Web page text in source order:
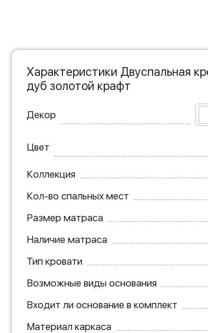
Характеристики Двуспальная
дуб золотой крафт
Декор
Цвет
Коллекция
Кол-во спальных мест
Размер матраса
Наличие матраса
Тип кровати
Возможные виды основания
Входит ли основание в комплект
Материал каркаса